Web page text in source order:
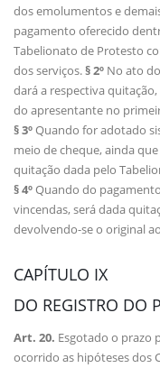
dos emolumentos e
pagamento oferecido
Tabelionato de Protesto
dos serviços.§ 2º No ato
dará a respectiva
do apresentante no
§ 3ºQuando for adotado
meio de cheque, ainda
quitação dada pelo
§ 4ºQuando do
vincendas, será dada
devolvendo-se o original
CAPÍTULO IX
DO REGISTRO DO
Art. 20. Esgotado o prazo
ocorrido as hipóteses dos